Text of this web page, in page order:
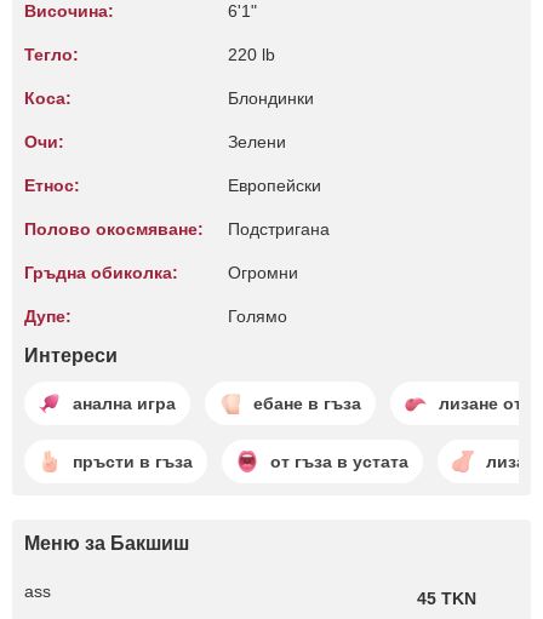
Височина: 6'1"
Тегло: 220 lb
Коса: Блондинки
Очи: Зелени
Етнос: Европейски
Полово окосмяване: Подстригана
Гръдна обиколка: Огромни
Дупе: Голямо
Интереси
анална игра ебане в гъза лизане
пръсти в гъза от гъза в устата
Меню за Бакшиш
ass 45 TKN